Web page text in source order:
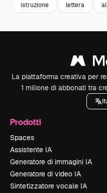
istruzione lettera
La piattaforma creativa per
1 milione di abbonati tra
Prodotti
Spaces
Assistente IA
Generatore di immagini IA
Generatore di video IA
Sintetizzatore vocale IA